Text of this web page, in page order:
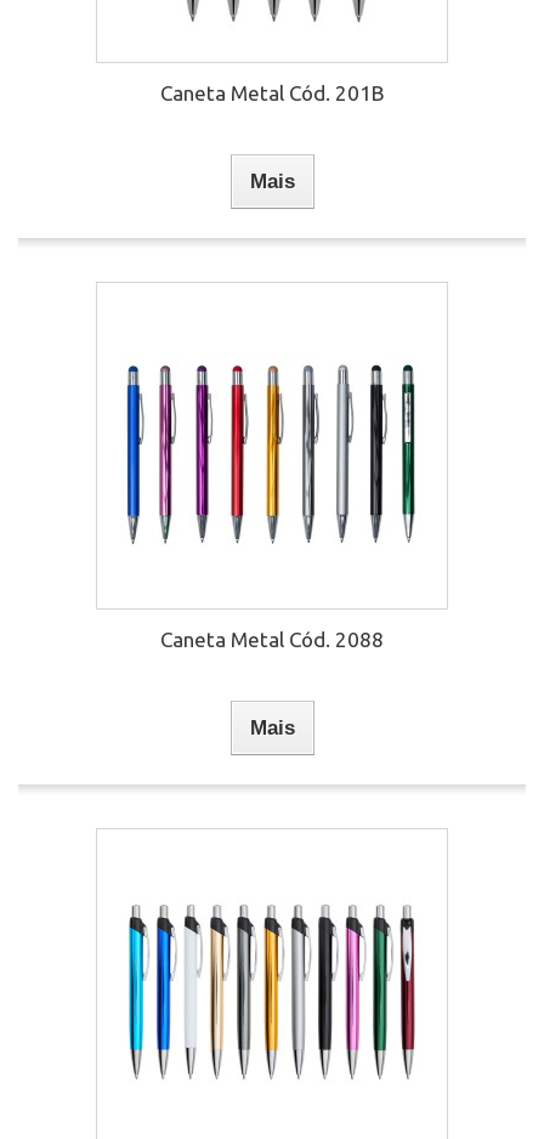
Caneta Metal Cód. 201B
Mais
Caneta Metal Cód. 2088
Mais